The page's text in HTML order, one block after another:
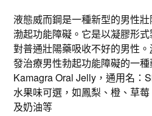
液態威而鋼是一種新型的男性
渤起功能障礙。它是以凝膠形
對普通壯陽藥吸收不好的男性。
發治療男性勃起功能障礙的一
Kamagra Oral Jelly，通用名：
水果味可選，如鳳梨、橙、草
及奶油等